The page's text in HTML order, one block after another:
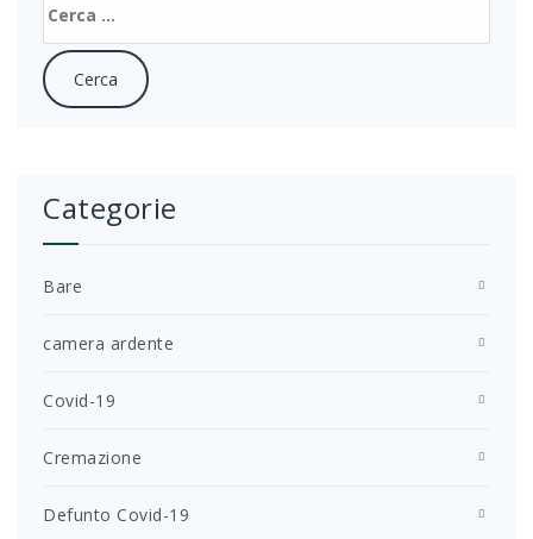
per:
Categorie
Bare
camera ardente
Covid-19
Cremazione
Defunto Covid-19